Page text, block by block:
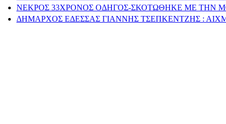
ΝΕΚΡΟΣ 33ΧΡΟΝΟΣ ΟΔΗΓΟΣ-ΣΚΟΤΩΘΗΚΕ ΜΕ ΤΗΝ
ΔΗΜΑΡΧΟΣ ΕΔΕΣΣΑΣ ΓΙΑΝΝΗΣ ΤΣΕΠΚΕΝΤΖΗΣ :